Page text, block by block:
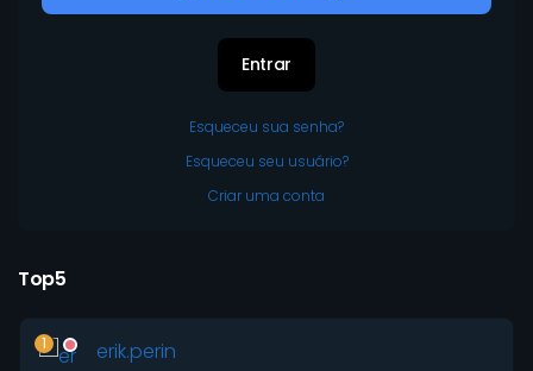
Entrar
Esqueceu sua senha?
Esqueceu seu usuário?
Criar uma conta
Top5
1 erik.perin